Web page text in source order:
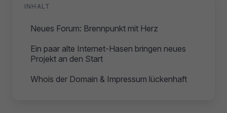
INHALT
Neues Forum: Brennpunkt mit Herz
Ein paar alte Internet-Hasen bringen neues
Projekt an den Start
Whois der Domain & Impressum lückenhaft